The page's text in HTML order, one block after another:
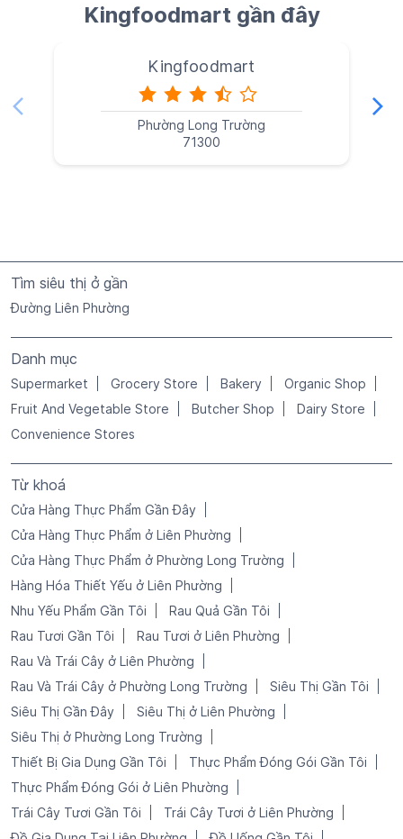
Kingfoodmart gần đây
Kingfoodmart
Phường Long Trường
71300
Tìm siêu thị ở gần
Đường Liên Phường
Danh mục
Supermarket Grocery Store Bakery
Organic Shop
Fruit And Vegetable Store
Butcher Shop
Dairy Store
Convenience Stores
Từ khoá
Cửa Hàng Thực Phẩm Gần Đây
Cửa Hàng Thực Phẩm ở Liên Phường
Cửa Hàng Thực Phẩm ở Phường Long Trường
Hàng Hóa Thiết Yếu ở Liên Phường
Nhu Yếu Phẩm Gần Tôi
Rau Quả Gần Tôi
Rau Tươi Gần Tôi
Rau Tươi ở Liên Phường
Rau Và Trái Cây ở Liên Phường
Rau Và Trái Cây ở Phường Long Trường
Siêu Thị Gần Tôi
Siêu Thị Gần Đây
Siêu Thị ở Liên Phường
Siêu Thị ở Phường Long Trường
Thiết Bị Gia Dụng Gần Tôi
Thực Phẩm Đóng Gói Gần Tôi
Thực Phẩm Đóng Gói ở Liên Phường
Trái Cây Tươi Gần Tôi
Trái Cây Tươi ở Liên Phường